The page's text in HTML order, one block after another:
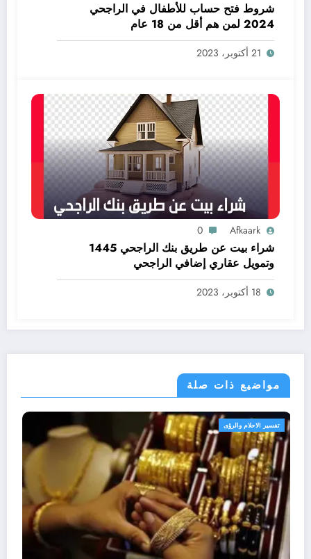
شروط فتح حساب للأطفال في الراجحي
2024 لمن هم أقل من 18 عام
21 أكتوبر، 2023
Afkaark
0
شراء بيت عن طريق بنك الراجحي 1445
وتمويل عقاري إضافي الراجحي
18 أكتوبر، 2023
مواضيع ذات صلة
تفسير الاحلام والرؤى